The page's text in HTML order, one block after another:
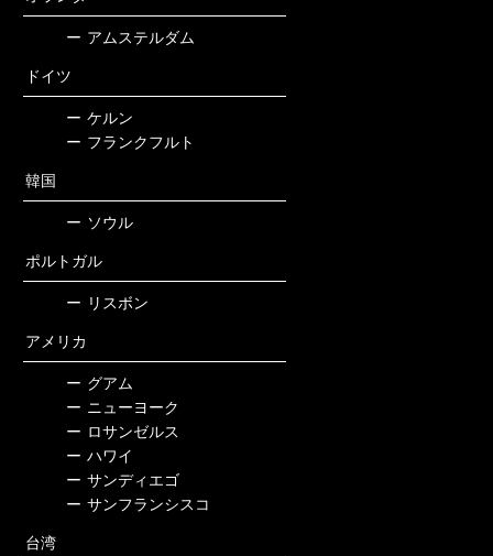
ー アムステルダム
ドイツ
ー ケルン
ー フランクフルト
韓国
ー ソウル
ポルトガル
ー リスボン
アメリカ
ー グアム
ー ニューヨーク
ー ロサンゼルス
ー ハワイ
ー サンディエゴ
ー サンフランシスコ
台湾